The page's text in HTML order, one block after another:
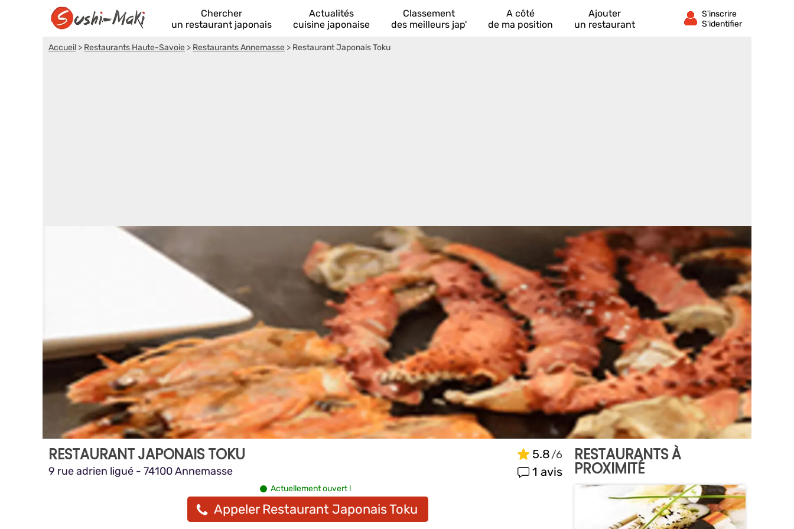
Chercher
un restaurant japonais
Actualités
cuisine japonaise
Classement
des meilleurs jap'
A côté
de ma position
Ajouter
un restaurant
Accueil > Restaurants Haute-Savoie > Restaurants Annemasse > Restaurant Japonais Toku
RESTAURANT JAPONAIS TOKU
9 rue adrien ligué - 74100 Annemasse
5.8
1 avis
Actuellement ouvert !
Appeler Restaurant Japonais Toku
RESTAURANTS À
PROXIMITÉ